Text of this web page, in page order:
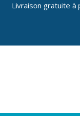
Livraison gratuite à